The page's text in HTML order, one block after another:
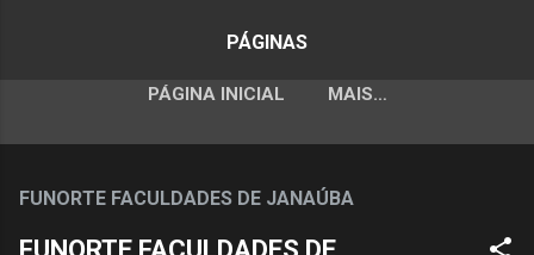
PÁGINAS
PÁGINA INICIAL MAIS…
FUNORTE FACULDADES DE JANAÚBA